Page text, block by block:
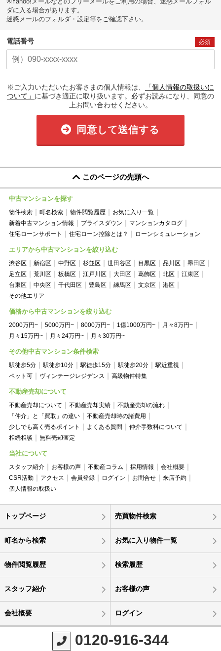
ダに入る場合があります。
迷惑メールのフォルダ・設定等をご確認下さい。
電話番号 必須
※ご入力いただいたお客さまの個人情報は、
「個人情報の取扱いに
ついて」 に基づき適正に取り扱います。必ずお読みになり、同意の
上お問い合わせください。
同意して送信する
このページの先頭へ
中古マンションを探す
物件検索 町名検索 物件閲覧履歴
お気に入り一覧
新着中古マンション情報
プライスダウン
マンションカタログ
住宅ローンサポート
住宅ローン控除とは？ ローンシミュレーション
エリアから中古マンションを絞り込む
渋谷区 新宿区 中野区 杉並区 世田谷区 目黒区 品川区
墨田区
足立区
荒川区 板橋区 江戸川区 大田区 葛飾区 北区
江東区
台東区
中央区 千代田区 豊島区 練馬区 文京区
港区
その他エリア
価格から中古マンションを絞り込む
2000万円~ 5000万円~ 8000万円~ 1億1000万円~
月々8万円~
月々15万円~
月々24万円~ 月々30万円~
その他中古マンション条件検索
駅徒歩5分 駅徒歩10分 駅徒歩15分 駅徒歩20分
駅近重視
ペット可
ヴィンテージレジデンス 高級物件特集
不動産売却について
不動産売却について 不動産売却実績
不動産売却の流れ
「仲介」と「買取」の違い
不動産売却時の諸費用
少しでも高く売るポイント
よくある質問
仲介手数料について
相続相談
無料売却査定
当社について
スタッフ紹介 お客様の声 不動産コラム 採用情報
会社概要
CSR活動
アクセス 会員登録 ログイン お問合せ
来店予約
個人情報の取扱い
トップページ 売買物件検索
町名から検索 お気に入り物件一覧
物件閲覧履歴 検索履歴
スタッフ紹介 お客様の声
会社概要 ログイン
0120-916-344